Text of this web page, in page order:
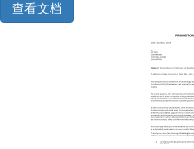
查看文档